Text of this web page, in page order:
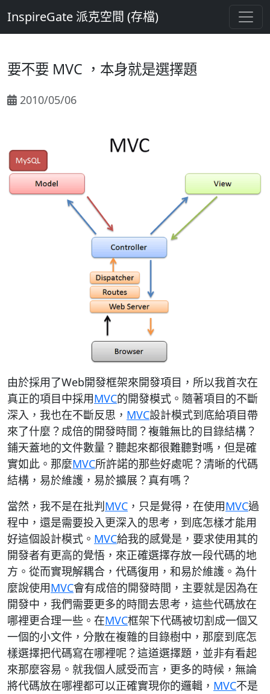
InspireGate 派克空間 (存檔)
要不要 MVC ，本身就是選擇題
2010/05/06
由於採用了Web開發框架來開發項目，所以我首次在
真正的項目中採用MVC的開發模式。隨著項目的不斷
深入，我也在不斷反思， MVC設計模式到底給項目帶
來了什麼？成倍的開發時間？複雜無比的目錄結構？
鋪天蓋地的文件數量？聽起來都很難聽對嗎，但是確
實如此。那麼MVC所許諾的那些好處呢？清晰的代碼
結構，易於維護，易於擴展？真有嗎？
當然，我不是在批判MVC ，只是覺得，在使用MVC過
程中，還是需要投入更深入的思考，到底怎樣才能用
好這個設計模式。 MVC給我的感覺是，要求使用其的
開發者有更高的覺悟，來正確選擇存放一段代碼的地
方。從而實現解耦合，代碼復用，和易於維護。為什
麼說使用MVC會有成倍的開發時間，主要就是因為在
開發中，我們需要更多的時間去思考，這些代碼放在
哪裡更合理一些。在MVC框架下代碼被切割成一個又
一個的小文件，分散在複雜的目錄樹中，那麼到底怎
樣選擇把代碼寫在哪裡呢？這道選擇題，並非有看起
來那麼容易。就我個人感受而言，更多的時候，無論
將代碼放在哪裡都可以正確實現你的邏輯， MVC不是